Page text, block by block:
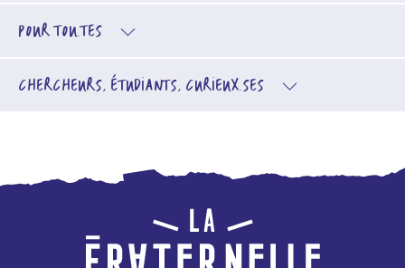
POUR TOU.TES
CHERCHEURS, ÉTUDIANTS, CURIEUX.SES